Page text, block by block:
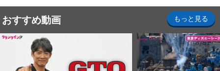
おすすめ動画 もっと見る